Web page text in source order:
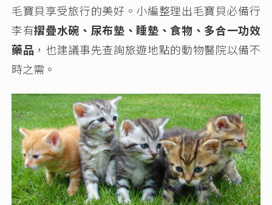
毛寶貝享受旅行的美好。小編整理出毛寶貝必備行
李有摺疊水碗、尿布墊、睡墊、食物、多合一功效
藥品 ，也建議事先查詢旅遊地點的動物醫院以備不
時之需。